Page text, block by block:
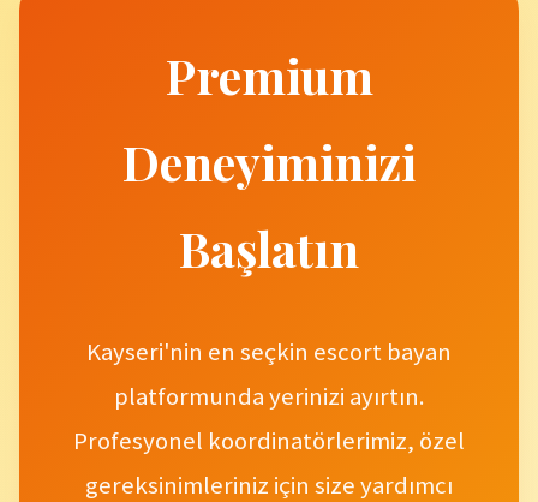
Premium
Deneyiminizi
Başlatın
Kayseri'nin en seçkin escort bayan
platformunda yerinizi ayırtın.
Profesyonel koordinatörlerimiz, özel
gereksinimleriniz için size yardımcı